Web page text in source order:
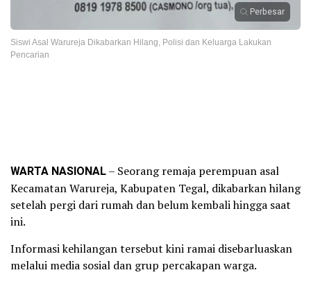
Perbesar
Siswi Asal Warureja Dikabarkan Hilang, Polisi dan Keluarga Lakukan
Pencarian
WARTA NASIONAL– Seorang remaja perempuan asal
Kecamatan Warureja, Kabupaten Tegal, dikabarkan hilang
setelah pergi dari rumah dan belum kembali hingga saat
ini.
Informasi kehilangan tersebut kini ramai disebarluaskan
melalui media sosial dan grup percakapan warga.